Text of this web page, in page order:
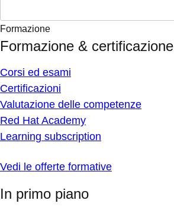
Formazione
Formazione & certificazione
Corsi ed esami
Certificazioni
Valutazione delle competenze
Red Hat Academy
Learning subscription
Vedi le offerte formative
In primo piano